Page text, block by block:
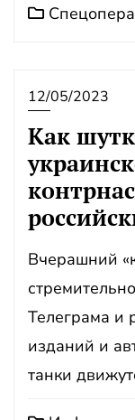
12/05/2023
Как
Вчерашний
Телеграма и
изданий и
танки